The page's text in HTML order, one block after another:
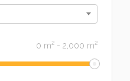
0 m2 - 2,000 m2